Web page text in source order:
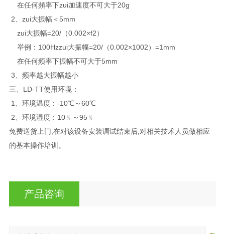
在任何頻率下zui加速度不可大于20g
2、zui大振幅＜5mm
zui大振幅=20/（0.002×f2）
举例：100Hzzui大振幅=20/（0.002×1002）=1mm
在任何频率下振幅不可大于5mm
3、频率越大振幅越小
三、LD-TT使用环境：
1、环境温度：-10℃～60℃
2、环境湿度：10﹪～95﹪
免费送货上门,在对该设备安装调试结束后,对相关技术人员做相应
的基本操作培训。
产品咨询